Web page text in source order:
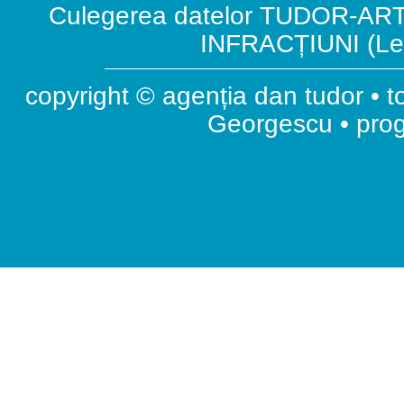
Culegerea datelor TUDOR-
INFRACȚIUNI
copyright © agenția dan tudor •
Georgescu •